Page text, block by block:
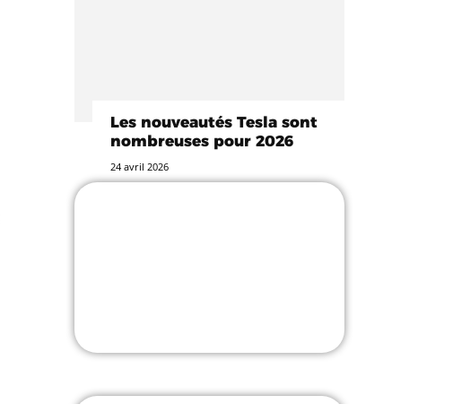
Les nouveautés Tesla sont
nombreuses pour 2026
24 avril 2026
J'Y VAIS